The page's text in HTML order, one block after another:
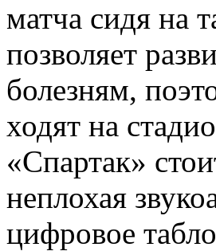
матча сидя на
позволяет
болезням,
ходят на
«Спартак»
неплохая
цифровое